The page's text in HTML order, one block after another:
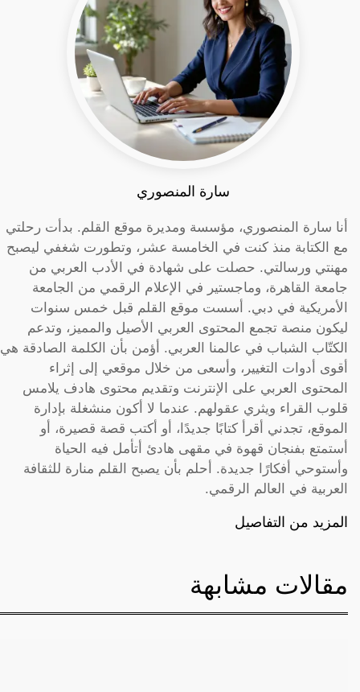
سارة المنصوري
أنا سارة المنصوري، مؤسسة ومديرة موقع القلم. بدأت رحلتي
مع الكتابة منذ كنت في الخامسة عشر، وتطورت شغفي ليصبح
مهنتي ورسالتي. حصلت على شهادة في الأدب العربي من
جامعة القاهرة، وماجستير في الإعلام الرقمي من الجامعة
الأمريكية في دبي. أسست موقع القلم قبل خمس سنوات
ليكون منصة تجمع المحتوى العربي الأصيل والمميز، وتدعم
الكتّاب الشباب في عالمنا العربي. أؤمن بأن الكلمة الصادقة هي
أقوى أدوات التغيير، وأسعى من خلال موقعي إلى إثراء
المحتوى العربي على الإنترنت وتقديم محتوى هادف يلامس
قلوب القراء ويثري عقولهم. عندما لا أكون منشغلة بإدارة
الموقع، تجدني أقرأ كتابًا جديدًا، أو أكتب قصة قصيرة، أو
أستمتع بفنجان قهوة في مقهى هادئ أتأمل فيه الحياة
وأستوحي أفكارًا جديدة. أحلم بأن يصبح القلم منارة للثقافة
العربية في العالم الرقمي.
المزيد من التفاصيل
مقالات مشابهة